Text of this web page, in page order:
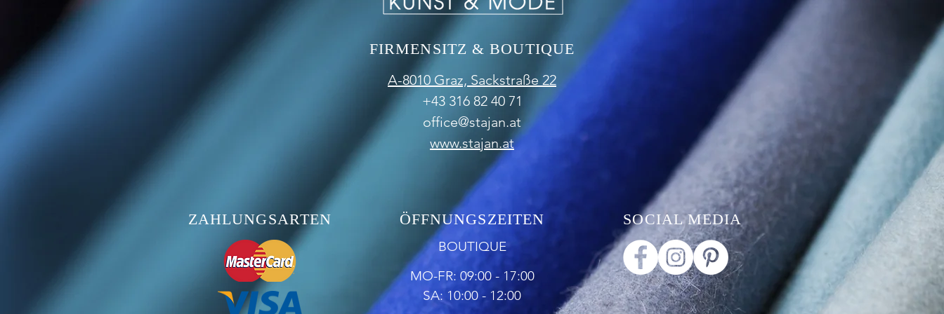
FIRMENSITZ & BOUTIQUE
A-8010 Graz, Sackstraße 22
+43 316 82 40 71
office@stajan.at
www.stajan.at
ZAHLUNGSARTEN ÖFFNUNGSZEITEN
BOUTIQUE
MO-FR: 09:00 - 17:00
SA: 10:00 - 12:00
SOCIAL MEDIA